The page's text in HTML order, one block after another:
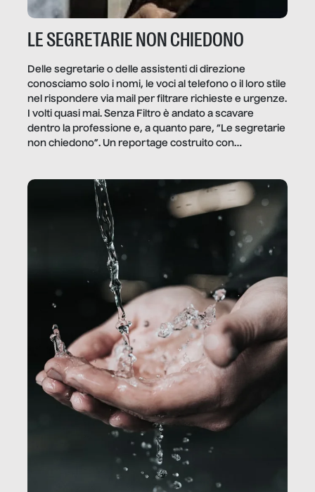
LE SEGRETARIE NON CHIEDONO
Delle segretarie o delle assistenti di direzione
conosciamo solo i nomi, le voci al telefono o il loro stile
nel rispondere via mail per filtrare richieste e urgenze.
I volti quasi mai. Senza Filtro è andato a scavare
dentro la professione e, a quanto pare, “Le segretarie
non chiedono”. Un reportage costruito con